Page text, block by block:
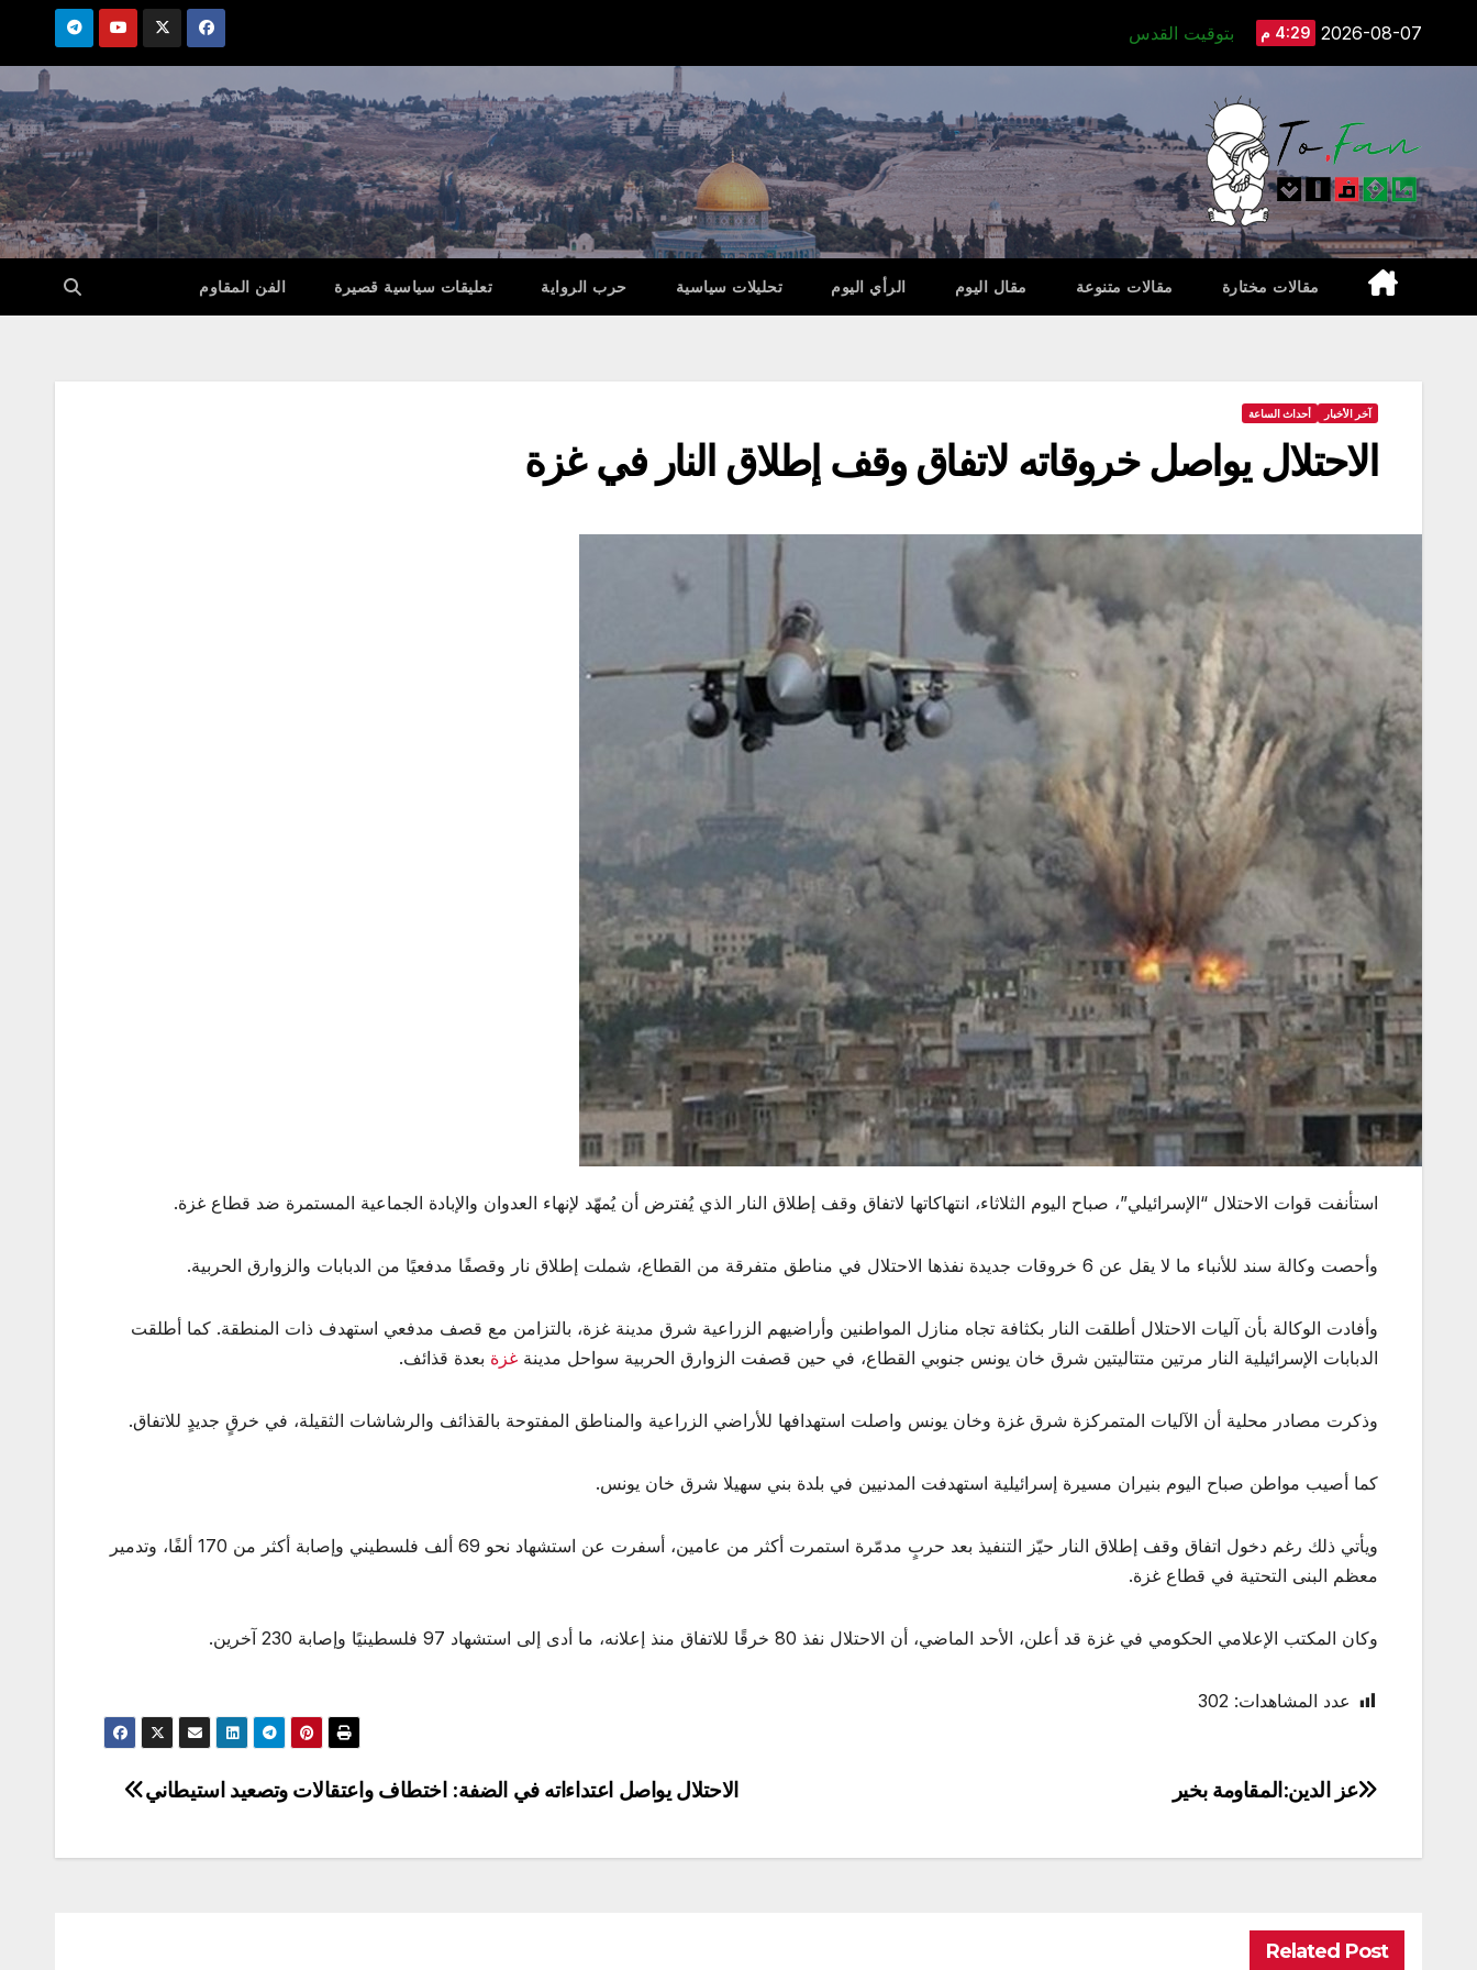
2026-08-07 4:29 م بتوقيت القدس
مقالات مختارة مقالات متنوعة مقال اليوم الرأي اليوم تحليلات سياسية حرب الرواية تعليقات سياسية قصيرة الفن المقاوم
آخر الأخبار أحداث الساعة
الاحتلال يواصل خروقاته لاتفاق وقف إطلاق النار في غزة
استأنفت قوات الاحتلال “الإسرائيلي”، صباح اليوم الثلاثاء، انتهاكاتها لاتفاق وقف إطلاق النار الذي يُفترض أن يُمهّد لإنهاء العدوان والإبادة الجماعية المستمرة ضد قطاع غزة.
وأحصت وكالة سند للأنباء ما لا يقل عن 6 خروقات جديدة نفذها الاحتلال في مناطق متفرقة من القطاع، شملت إطلاق نار وقصفًا مدفعيًا من الدبابات والزوارق الحربية.
وأفادت الوكالة بأن آليات الاحتلال أطلقت النار بكثافة تجاه منازل المواطنين وأراضيهم الزراعية شرق مدينة غزة، بالتزامن مع قصف مدفعي استهدف ذات المنطقة. كما أطلقت
الدبابات الإسرائيلية النار مرتين متتاليتين شرق خان يونس جنوبي القطاع، في حين قصفت الزوارق الحربية سواحل مدينة غزة بعدة قذائف.
وذكرت مصادر محلية أن الآليات المتمركزة شرق غزة وخان يونس واصلت استهدافها للأراضي الزراعية والمناطق المفتوحة بالقذائف والرشاشات الثقيلة، في خرقٍ جديدٍ للاتفاق.
كما أصيب مواطن صباح اليوم بنيران مسيرة إسرائيلية استهدفت المدنيين في بلدة بني سهيلا شرق خان يونس.
ويأتي ذلك رغم دخول اتفاق وقف إطلاق النار حيّز التنفيذ بعد حربٍ مدمّرة استمرت أكثر من عامين، أسفرت عن استشهاد نحو 69 ألف فلسطيني وإصابة أكثر من 170 ألفًا، وتدمير
معظم البنى التحتية في قطاع غزة.
وكان المكتب الإعلامي الحكومي في غزة قد أعلن، الأحد الماضي، أن الاحتلال نفذ 80 خرقًا للاتفاق منذ إعلانه، ما أدى إلى استشهاد 97 فلسطينيًا وإصابة 230 آخرين.
عدد المشاهدات: 302
تصفّح
الاحتلال يواصل اعتداءاته في الضفة: اختطاف واعتقالات وتصعيد استيطاني عز الدين:المقاومة بخير
Related Post